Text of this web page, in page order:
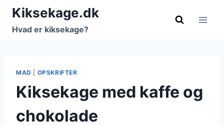
Fortsæt
indhold
Kiksekage.dk
Hvad er kiksekage?
MAD OPSKRIFTER
Kiksekage med kaffe og
chokolade